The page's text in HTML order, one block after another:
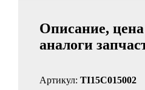
Описание,
аналоги
Артикул: TI15C015002